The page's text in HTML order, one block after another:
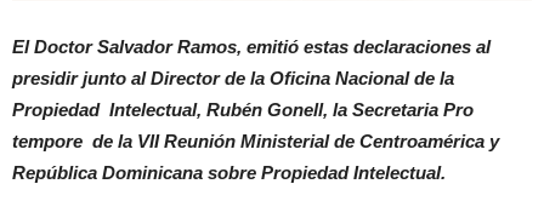
El Doctor Salvador Ramos, emitió estas declaraciones al
presidir junto al Director de la Oficina Nacional de la
Propiedad Intelectual, Rubén Gonell, la Secretaria Pro
tempore de la VII Reunión Ministerial de Centroamérica y
República Dominicana sobre Propiedad Intelectual.